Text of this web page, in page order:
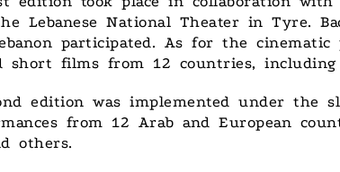
Lebanese National Theater in Tyre.
participated. As for the
short films from 12 countries, including
edition was implemented under the
from 12 Arab and European
others.